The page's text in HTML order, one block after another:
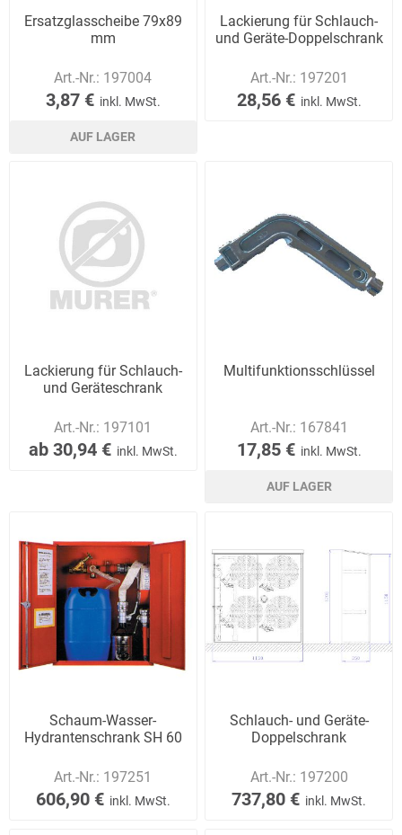
Ersatzglasscheibe 79x89
mm
Art.-Nr.: 197004
3,87 € inkl. MwSt.
AUF LAGER
Lackierung für Schlauch-
und Geräte-Doppelschrank
Art.-Nr.: 197201
28,56 € inkl. MwSt.
Lackierung für Schlauch-
und Geräteschrank
Art.-Nr.: 197101
ab 30,94 € inkl. MwSt.
Multifunktionsschlüssel
Art.-Nr.: 167841
17,85 € inkl. MwSt.
AUF LAGER
Schaum-Wasser-
Hydrantenschrank SH 60
Art.-Nr.: 197251
606,90 € inkl. MwSt.
Schlauch- und Geräte-
Doppelschrank
Art.-Nr.: 197200
737,80 € inkl. MwSt.